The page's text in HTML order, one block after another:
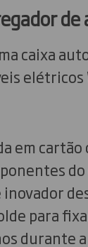
caixa
elétricos
em
para
durante